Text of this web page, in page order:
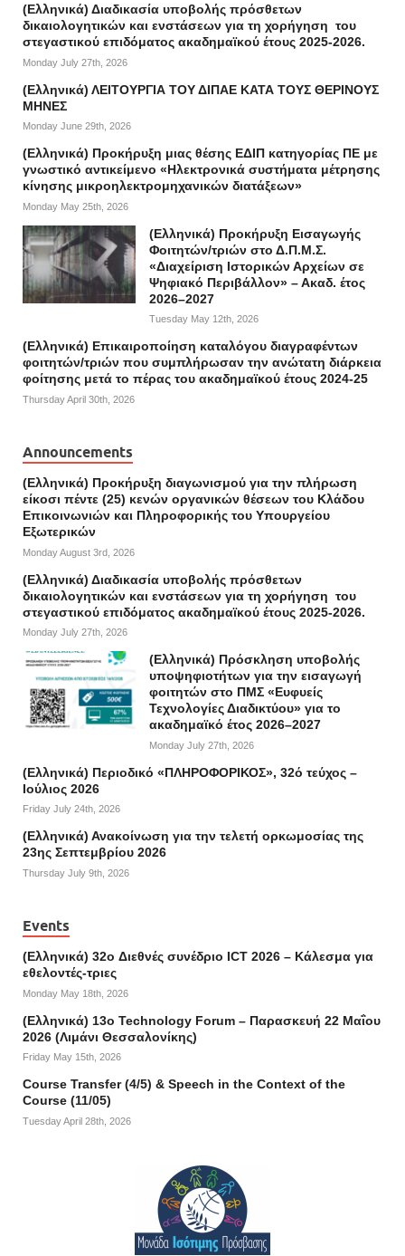
(Ελληνικά) Διαδικασία υποβολής πρόσθετων
δικαιολογητικών και ενστάσεων για τη χορήγηση του
στεγαστικού επιδόματος ακαδημαϊκού έτους 2025-2026.
Monday July 27th, 2026
(Ελληνικά) ΛΕΙΤΟΥΡΓΙΑ ΤΟΥ ΔΙΠΑΕ ΚΑΤΑ ΤΟΥΣ ΘΕΡΙΝΟΥΣ
ΜΗΝΕΣ
Monday June 29th, 2026
(Ελληνικά) Προκήρυξη μιας θέσης ΕΔΙΠ κατηγορίας ΠΕ με
γνωστικό αντικείμενο «Ηλεκτρονικά συστήματα μέτρησης
κίνησης μικροηλεκτρομηχανικών διατάξεων»
Monday May 25th, 2026
(Ελληνικά) Προκήρυξη Εισαγωγής
Φοιτητών/τριών στο Δ.Π.Μ.Σ.
«Διαχείριση Ιστορικών Αρχείων σε
Ψηφιακό Περιβάλλον» – Ακαδ. έτος
2026–2027
Tuesday May 12th, 2026
(Ελληνικά) Επικαιροποίηση καταλόγου διαγραφέντων
φοιτητών/τριών που συμπλήρωσαν την ανώτατη διάρκεια
φοίτησης μετά το πέρας του ακαδημαϊκού έτους 2024-25
Thursday April 30th, 2026
Announcements
(Ελληνικά) Προκήρυξη διαγωνισμού για την πλήρωση
είκοσι πέντε (25) κενών οργανικών θέσεων του Κλάδου
Επικοινωνιών και Πληροφορικής του Υπουργείου
Εξωτερικών
Monday August 3rd, 2026
(Ελληνικά) Διαδικασία υποβολής πρόσθετων
δικαιολογητικών και ενστάσεων για τη χορήγηση του
στεγαστικού επιδόματος ακαδημαϊκού έτους 2025-2026.
Monday July 27th, 2026
(Ελληνικά) Πρόσκληση υποβολής
υποψηφιοτήτων για την εισαγωγή
φοιτητών στο ΠΜΣ «Ευφυείς
Τεχνολογίες Διαδικτύου» για το
ακαδημαϊκό έτος 2026–2027
Monday July 27th, 2026
(Ελληνικά) Περιοδικό «ΠΛΗΡΟΦΟΡΙΚΟΣ», 32ό τεύχος –
Ιούλιος 2026
Friday July 24th, 2026
(Ελληνικά) Ανακοίνωση για την τελετή ορκωμοσίας της
23ης Σεπτεμβρίου 2026
Thursday July 9th, 2026
Events
(Ελληνικά) 32o Διεθνές συνέδριο ICT 2026 – Κάλεσμα για
εθελοντές-τριες
Monday May 18th, 2026
(Ελληνικά) 13ο Technology Forum – Παρασκευή 22 Μαΐου
2026 (Λιμάνι Θεσσαλονίκης)
Friday May 15th, 2026
Course Transfer (4/5) & Speech in the Context of the
Course (11/05)
Tuesday April 28th, 2026